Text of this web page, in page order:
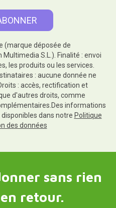
(marque déposée de
S.L.). Finalité : envoi
les produits ou les services.
: aucune donnée ne
: accès, rectification et
d'autres droits, comme
informations
dans notre Politique
des données
sans rien
retour.